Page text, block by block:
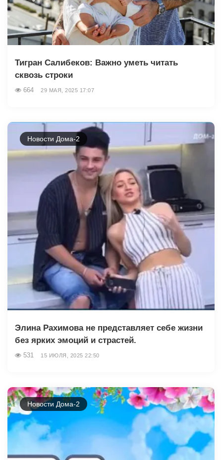
Тигран Салибеков: Важно уметь читать
сквозь строки
664 29 МАЯ, 2025 17:07
Новости Дома-2
Элина Рахимова не представляет себе жизни
без ярких эмоций и страстей.
531 15 ИЮЛЯ, 2025 22:50
Новости Дома-2